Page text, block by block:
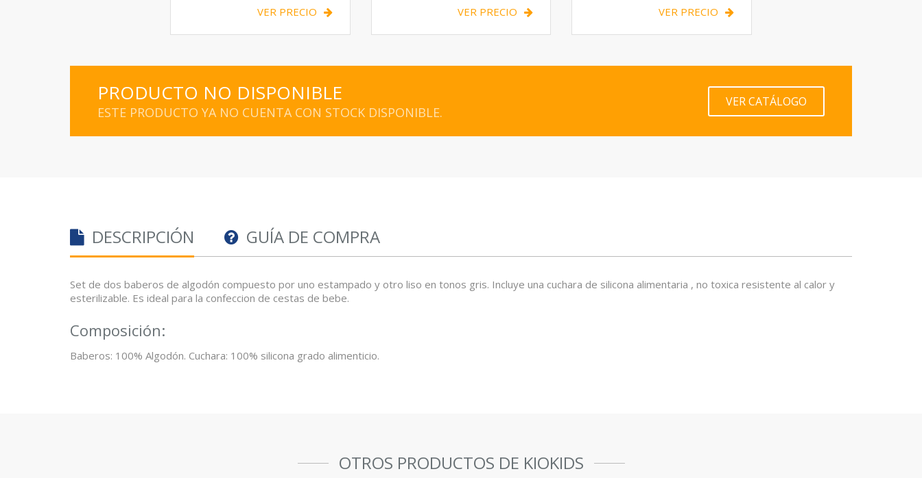
VER PRECIO VER PRECIO VER PRECIO
PRODUCTO NO DISPONIBLE
ESTE PRODUCTO YA NO CUENTA CON STOCK DISPONIBLE.
VER CATÁLOGO
DESCRIPCIÓN GUÍA DE COMPRA
Set de dos baberos de algodón compuesto por uno estampado y otro liso en tonos gris. Incluye una cuchara de silicona alimentaria , no toxica resistente al calor y
esterilizable. Es ideal para la confeccion de cestas de bebe.
Composición:
Baberos: 100% Algodón. Cuchara: 100% silicona grado alimenticio.
OTROS PRODUCTOS DE KIOKIDS